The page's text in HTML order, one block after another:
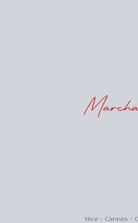
Nice - Cannes -